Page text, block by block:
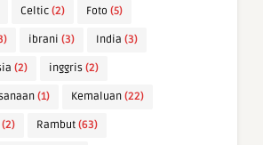
Celtic (2) Foto (5)
ibrani (3) India (3)
(2) inggris (2)
(1) Kemaluan (22)
(2) Rambut (63)